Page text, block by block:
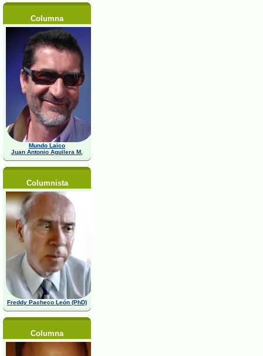
Columna
Mundo Laico
Juan Antonio Aguilera M,
Columnista
Freddy Pacheco León (PhD)
Columna